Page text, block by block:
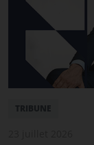
TRIBUNE